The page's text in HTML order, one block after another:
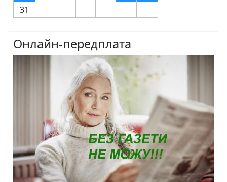
31
Онлайн-передплата